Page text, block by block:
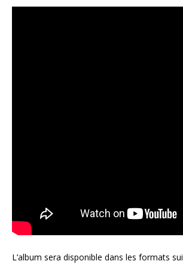
L’album sera disponible dans les formats